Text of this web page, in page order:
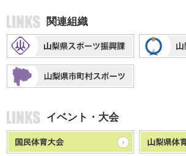
関連組織
イベント・大会